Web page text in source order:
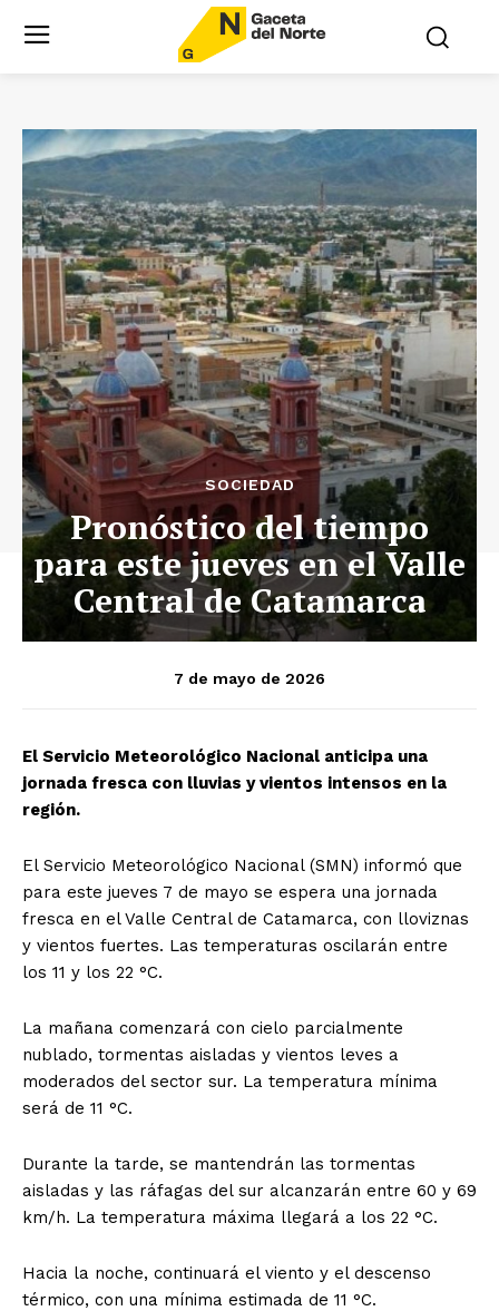
SOCIEDAD
Pronóstico del tiempo
para este jueves en el Valle
Central de Catamarca
7 de mayo de 2026
El Servicio Meteorológico Nacional anticipa una
jornada fresca con lluvias y vientos intensos en la
región.
El Servicio Meteorológico Nacional (SMN) informó que
para este jueves 7 de mayo se espera una jornada
fresca en el Valle Central de Catamarca, con lloviznas
y vientos fuertes. Las temperaturas oscilarán entre
los 11 y los 22 °C.
La mañana comenzará con cielo parcialmente
nublado, tormentas aisladas y vientos leves a
moderados del sector sur. La temperatura mínima
será de 11 °C.
Durante la tarde, se mantendrán las tormentas
aisladas y las ráfagas del sur alcanzarán entre 60 y 69
km/h. La temperatura máxima llegará a los 22 °C.
Hacia la noche, continuará el viento y el descenso
térmico, con una mínima estimada de 11 °C.